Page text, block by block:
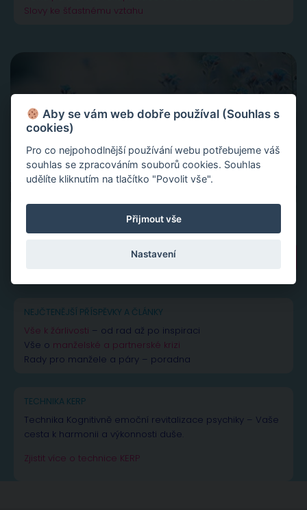
Slovy ke šťastnému vztahu
NEJČTENĚJŠÍ PŘÍSPĚVKY A ČLÁNKY
Vše k žárlivosti – od rad až po inspiraci
Vše o manželské a partnerské krizi
Rady pro manžele a páry – poradna
TECHNIKA KERP
Technika Kognitivně emoční revitalizace psychiky – Vaše
cesta k harmonii a výkonnosti duše.
Zjistit více o technice KERP
Aby se vám web dobře používal (Souhlas s
cookies)
Pro co nejpohodlnější používání webu potřebujeme váš
souhlas se zpracováním souborů cookies. Souhlas
udělíte kliknutím na tlačítko "Povolit vše".
Přijmout vše
Nastavení